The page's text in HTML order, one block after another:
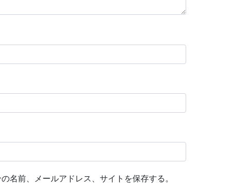
名前、メールアドレス、サイトを保存する。